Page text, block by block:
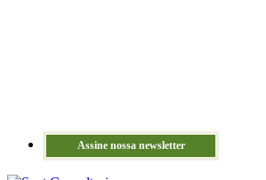
Assine nossa newsletter